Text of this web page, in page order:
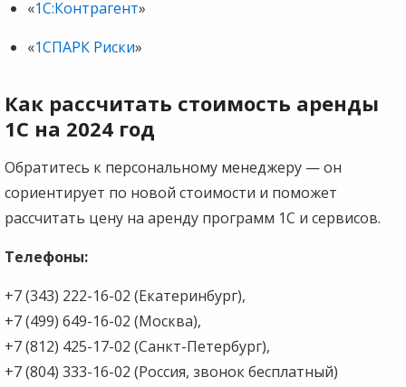
«1С:Контрагент»
«1СПАРК Риски»
Как рассчитать стоимость аренды
1С на 2024 год
Обратитесь к персональному менеджеру — он
сориентирует по новой стоимости и поможет
рассчитать цену на аренду программ 1С и сервисов.
Телефоны:
+7 (343) 222-16-02 (Екатеринбург),
+7 (499) 649-16-02 (Москва),
+7 (812) 425-17-02 (Санкт-Петербург),
+7 (804) 333-16-02 (Россия, звонок бесплатный)